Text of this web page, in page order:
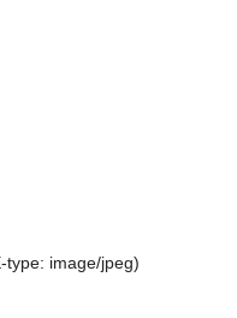
type: image/jpeg)